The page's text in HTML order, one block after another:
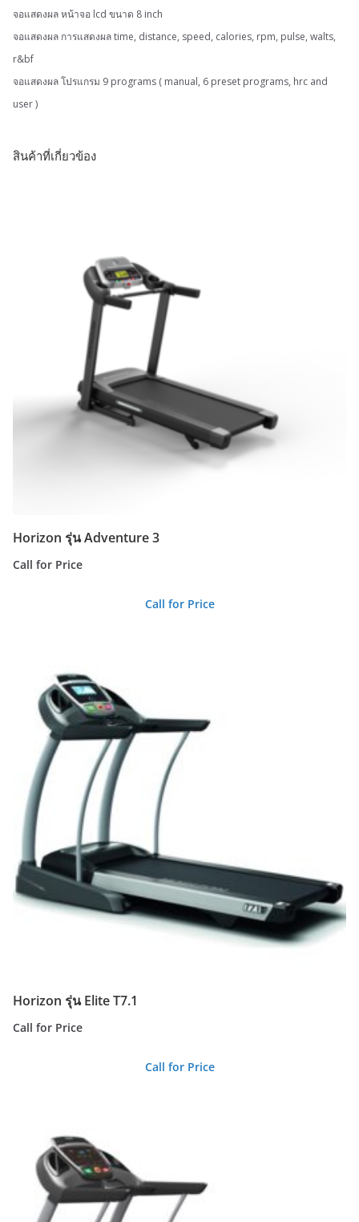
จอแสดงผล หน้าจอ lcd ขนาด 8 inch
จอแสดงผล การแสดงผล time, distance, speed, calories, rpm, pulse, walts,
r&bf
จอแสดงผล โปรแกรม 9 programs ( manual, 6 preset programs, hrc and
user )
สินค้าที่เกี่ยวข้อง
Horizon รุ่น Adventure 3
Call for Price
Call for Price
Horizon รุ่น Elite T7.1
Call for Price
Call for Price